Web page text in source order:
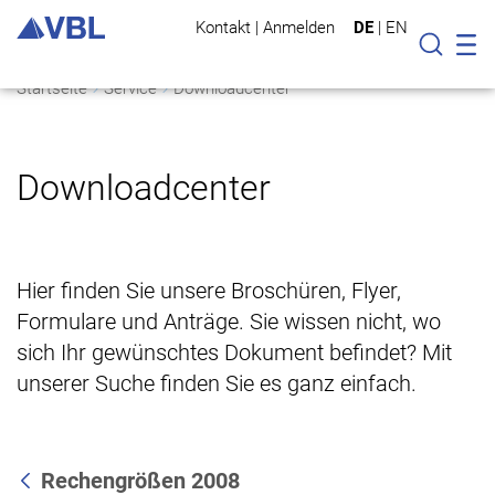
Kontakt | Anmelden DE | EN
Suche
Startseite Service Downloadcenter
Downloadcenter
Hier finden Sie unsere Broschüren, Flyer,
Formulare und Anträge. Sie wissen nicht, wo
sich Ihr gewünschtes Dokument befindet? Mit
unserer Suche finden Sie es ganz einfach.
Rechengrößen 2008